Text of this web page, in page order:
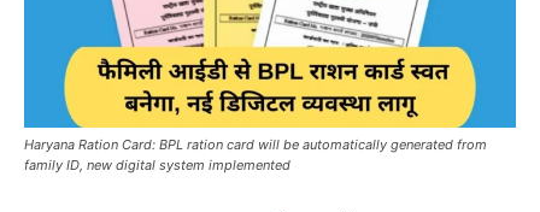
Haryana Ration Card: BPL ration card will be automatically generated from
family ID, new digital system implemented